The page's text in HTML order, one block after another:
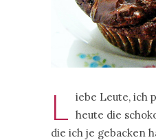
L
iebe Leute, ich
heute die
die ich je gebacken